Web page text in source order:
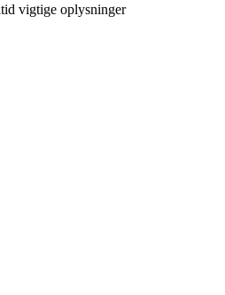
vigtige oplysninger